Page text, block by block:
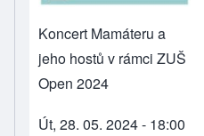
Koncert Mamáteru a
jeho hostů v rámci ZUŠ
Open 2024
Út, 28. 05. 2024 - 18:00